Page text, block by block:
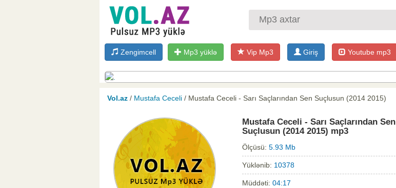
Zengimcell Mp3 yüklə Vip Mp3 Giriş Youtube mp3
Vol.az / Mustafa Ceceli / Mustafa Ceceli - Sarı Saçlarından Sen Suçlusun (2014 2015)
Mustafa Ceceli - Sarı Saçlarından Sen
Suçlusun (2014 2015) mp3
Ölçüsü: 5.93 Mb
Yüklənib: 10378
Müddəti: 04:17